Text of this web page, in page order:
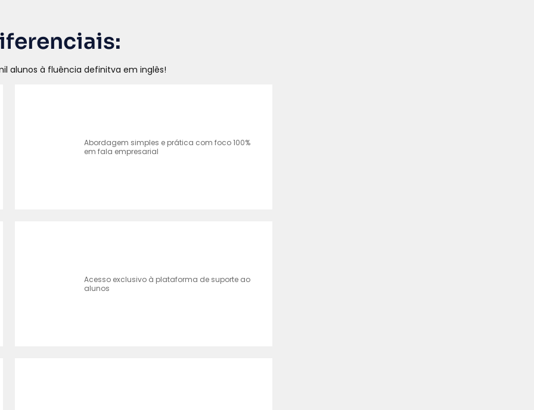
alunos à fluência definitva em inglês!
Abordagem simples e prática com foco 100%
em fala empresarial
Acesso exclusivo à plataforma de suporte ao
alunos